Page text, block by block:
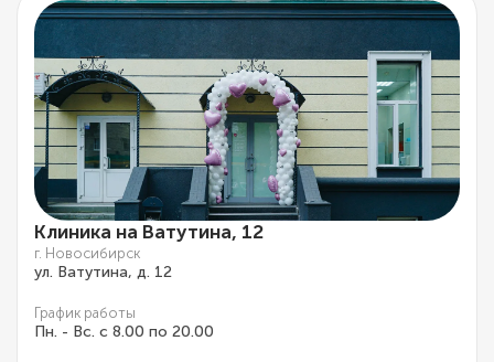
Клиника на Ватутина, 12
г. Новосибирск
ул. Ватутина, д. 12
График работы
Пн. - Вс. с 8.00 по 20.00